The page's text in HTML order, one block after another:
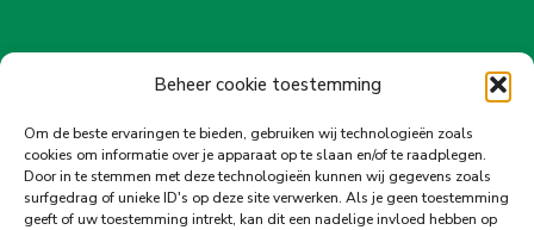
Beheer cookie toestemming
Om de beste ervaringen te bieden, gebruiken wij technologieën zoals
cookies om informatie over je apparaat op te slaan en/of te raadplegen.
Door in te stemmen met deze technologieën kunnen wij gegevens zoals
surfgedrag of unieke ID's op deze site verwerken. Als je geen toestemming
geeft of uw toestemming intrekt, kan dit een nadelige invloed hebben op
Home
Nieuwbouw
Transformaties